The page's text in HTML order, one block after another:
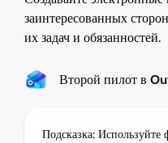
заинтересованных
их задач и обязанностей.
Второй пилот в
Подсказка: